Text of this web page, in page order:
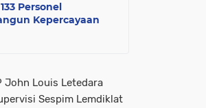
Personel
Kepercayaan
John Louis Letedara
Sespim Lemdiklat